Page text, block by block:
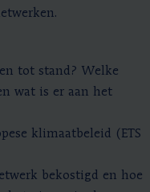
tot stand? Welke
wat is er aan het
klimaatbeleid (ETS
bekostigd en hoe